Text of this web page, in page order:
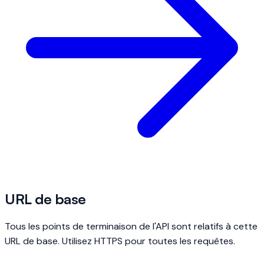
URL de base
Tous les points de terminaison de l'API sont relatifs à cette
URL de base. Utilisez HTTPS pour toutes les requêtes.